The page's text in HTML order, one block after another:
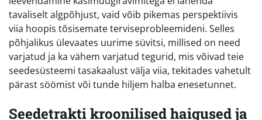
tavaliselt algpõhjust, vaid võib pikemas perspektiivis
viia hoopis tõsisemate terviseprobleemideni. Selles
põhjalikus ülevaates uurime süvitsi, millised on need
varjatud ja ka vähem varjatud tegurid, mis võivad teie
seedesüsteemi tasakaalust välja viia, tekitades vahetult
pärast söömist või tunde hiljem halba enesetunnet.
Seedetrakti kroonilised haigused ja